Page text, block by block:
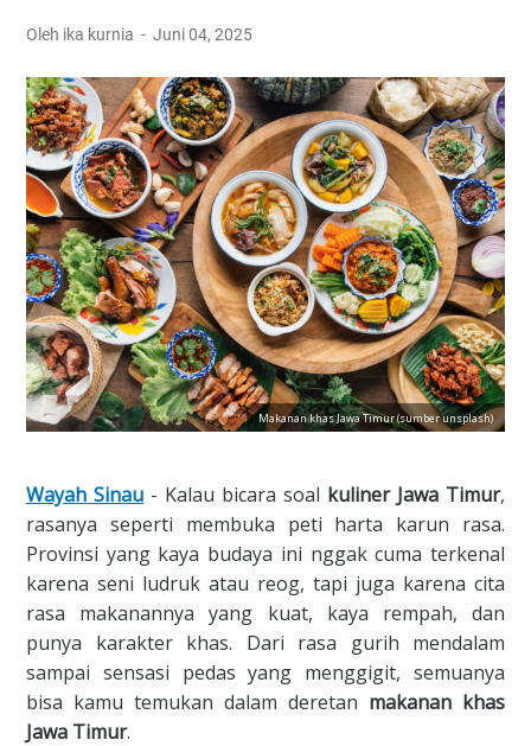
Oleh ika kurnia Juni 04, 2025
Makanan khas Jawa Timur (sumber unsplash)
Wayah Sinau - Kalau bicara soal kuliner Jawa Timur,
rasanya seperti membuka peti harta karun rasa.
Provinsi yang kaya budaya ini nggak cuma terkenal
karena seni ludruk atau reog, tapi juga karena cita
rasa makanannya yang kuat, kaya rempah, dan
punya karakter khas. Dari rasa gurih mendalam
sampai sensasi pedas yang menggigit, semuanya
bisa kamu temukan dalam deretan makanan khas
Jawa Timur.